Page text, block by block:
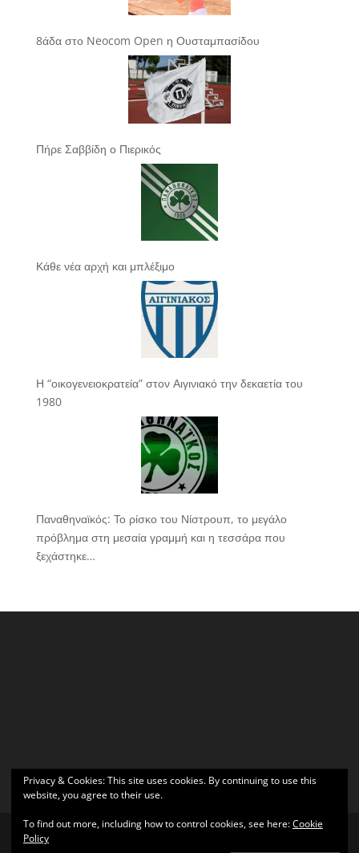
8άδα στο Neocom Open η Ουσταμπασίδου
Πήρε Σαββίδη ο Πιερικός
Κάθε νέα αρχή και μπλέξιμο
Η “οικογενειοκρατεία” στον Αιγινιακό την δεκαετία του
1980
Παναθηναϊκός: Το ρίσκο του Νίστρουπ, το μεγάλο
πρόβλημα στη μεσαία γραμμή και η τεσσάρα που
ξεχάστηκε…
Privacy & Cookies: This site uses cookies. By continuing to use this
website, you agree to their use.
To find out more, including how to control cookies, see here:Cookie
Policy